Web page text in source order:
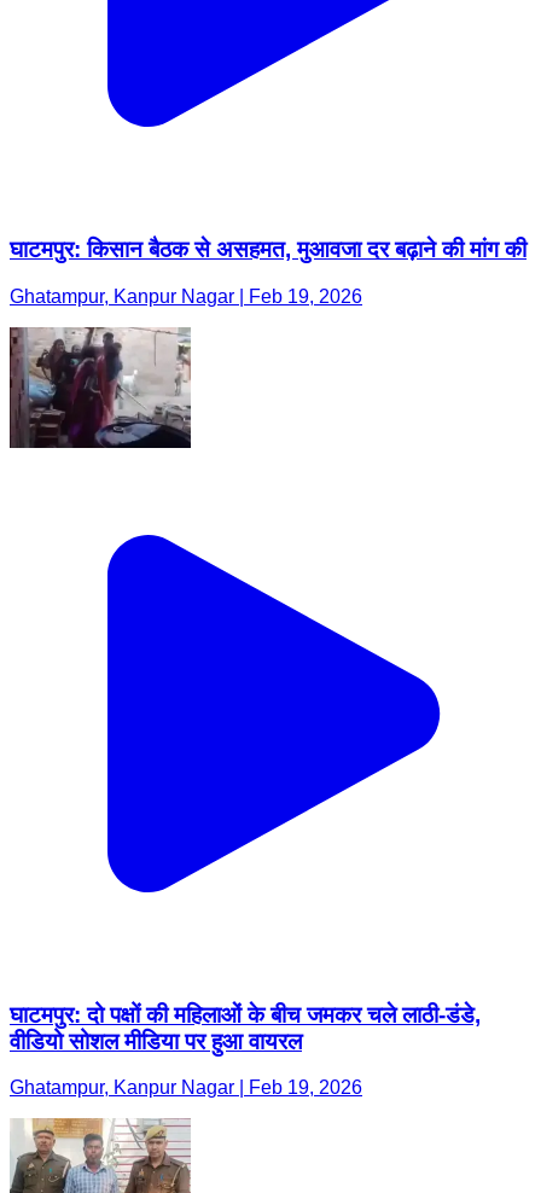
घाटमपुर: किसान बैठक से असहमत, मुआवजा दर बढ़ाने की मांग की
Ghatampur, Kanpur Nagar | Feb 19, 2026
घाटमपुर: दो पक्षों की महिलाओं के बीच जमकर चले लाठी-डंडे,
वीडियो सोशल मीडिया पर हुआ वायरल
Ghatampur, Kanpur Nagar | Feb 19, 2026